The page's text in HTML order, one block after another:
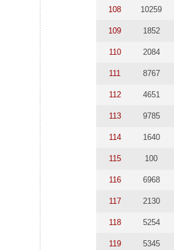
108 10259
109 1852
110 2084
111 8767
112 4651
113 9785
114 1640
115 100
116 6968
117 2130
118 5254
119 5345